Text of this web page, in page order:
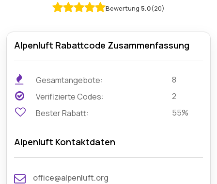
Bewertung 5.0(20)
Alpenluft Rabattcode Zusammenfassung
Gesamtangebote:
8
Verifizierte Codes:
2
Bester Rabatt:
55%
Alpenluft Kontaktdaten
office@alpenluft.org